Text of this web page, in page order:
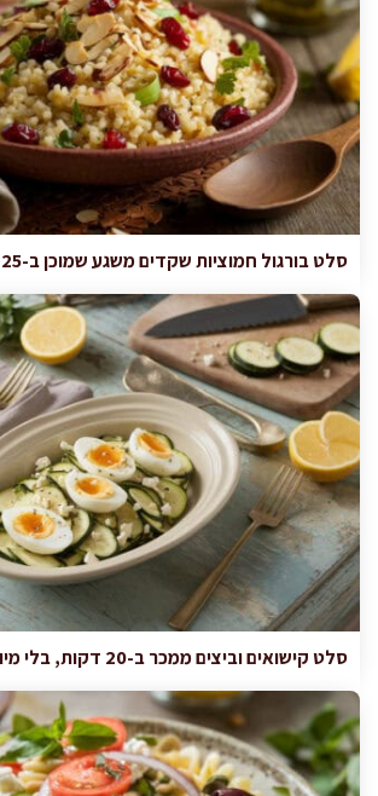
סלט בורגול חמוציות שקדים משגע שמוכן ב-25 דקות
סלט קישואים וביצים ממכר ב-20 דקות, בלי מיונז בכלל